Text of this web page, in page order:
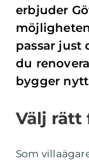
erbjuder
passar just
du
bygger
Välj rätt
Som